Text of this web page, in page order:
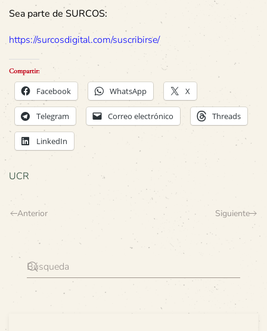
Sea parte de SURCOS:
https://surcosdigital.com/suscribirse/
Compartir:
Facebook WhatsApp X
Telegram Correo electrónico Threads
LinkedIn
UCR
Anterior Siguiente